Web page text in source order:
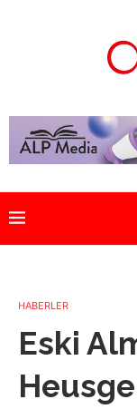
HABERLER
Eski